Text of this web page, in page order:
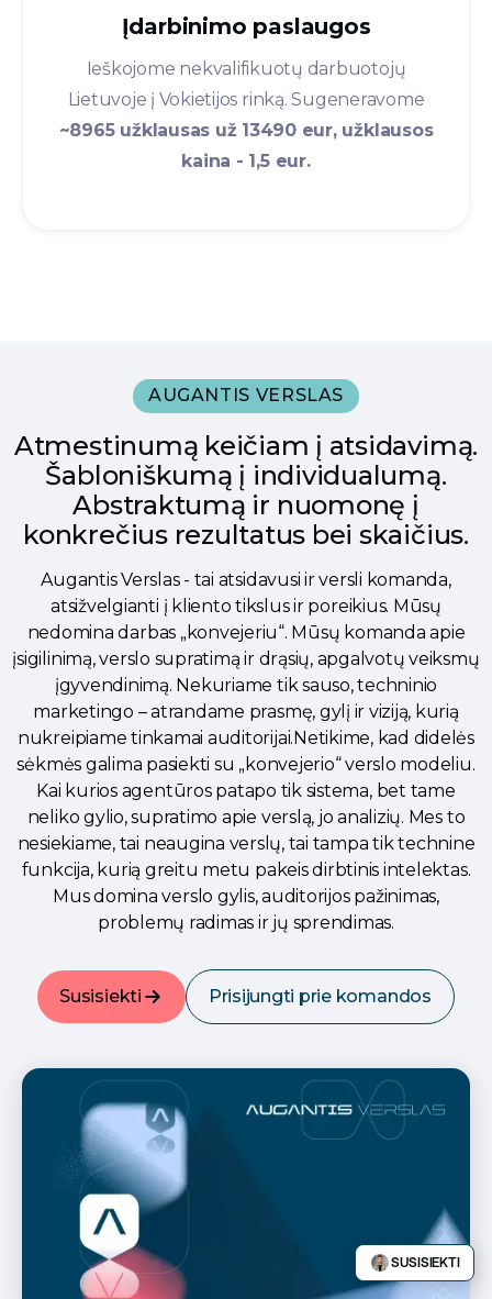
Įdarbinimo paslaugos​
Ieškojome nekvalifikuotų darbuotojų
Lietuvoje į Vokietijos rinką. Sugeneravome
~8965 užklausas už 13490 eur, užklausos
kaina - 1,5 eur.
AUGANTIS VERSLAS
Atmestinumą keičiam į atsidavimą.
Šabloniškumą į individualumą.
Abstraktumą ir nuomonę į
konkrečius rezultatus bei skaičius.
Augantis Verslas - tai atsidavusi ir versli komanda,
atsižvelgianti į kliento tikslus ir poreikius. Mūsų
nedomina darbas „konvejeriu“. Mūsų komanda apie
įsigilinimą, verslo supratimą ir drąsių, apgalvotų veiksmų
įgyvendinimą. Nekuriame tik sauso, techninio
marketingo – atrandame prasmę, gylį ir viziją, kurią
nukreipiame tinkamai auditorijai.Netikime, kad didelės
sėkmės galima pasiekti su „konvejerio“ verslo modeliu.
Kai kurios agentūros patapo tik sistema, bet tame
neliko gylio, supratimo apie verslą, jo analizių. Mes to
nesiekiame, tai neaugina verslų, tai tampa tik technine
funkcija, kurią greitu metu pakeis dirbtinis intelektas.
Mus domina verslo gylis, auditorijos pažinimas,
problemų radimas ir jų sprendimas.
Susisiekti Prisijungti prie komandos
SUSISIEKTI